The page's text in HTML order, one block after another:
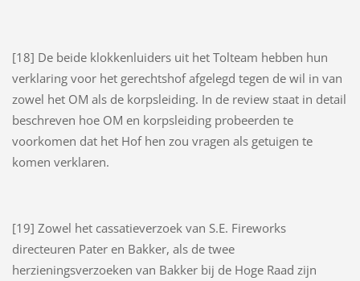
[18] De beide klokkenluiders uit het Tolteam hebben hun
verklaring voor het gerechtshof afgelegd tegen de wil in van
zowel het OM als de korpsleiding. In de review staat in detail
beschreven hoe OM en korpsleiding probeerden te
voorkomen dat het Hof hen zou vragen als getuigen te
komen verklaren.
[19] Zowel het cassatieverzoek van S.E. Fireworks
directeuren Pater en Bakker, als de twee
herzieningsverzoeken van Bakker bij de Hoge Raad zijn